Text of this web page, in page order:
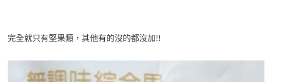
完全就只有堅果類，其他有的沒的都沒加!!